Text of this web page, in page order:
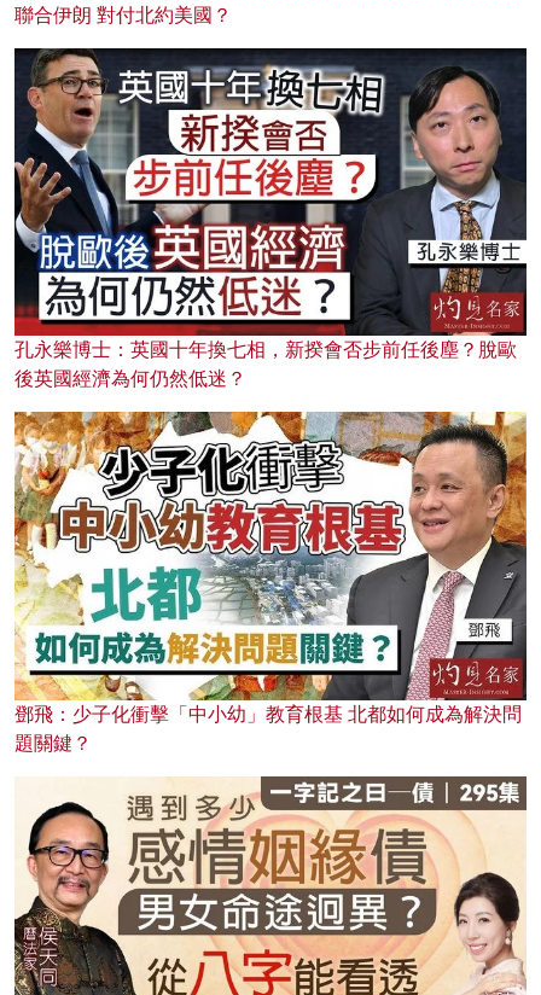
聯合伊朗 對付北約美國？
孔永樂博士：英國十年換七相，新揆會否步前任後塵？脫歐
後英國經濟為何仍然低迷？
鄧飛：少子化衝擊「中小幼」教育根基 北都如何成為解決問
題關鍵？